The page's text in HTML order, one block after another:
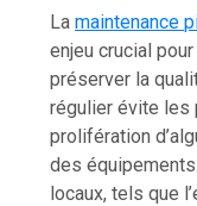
Lamaintenance
enjeu crucial
préserver la
régulier évite les
prolifération
des
locaux, tels que